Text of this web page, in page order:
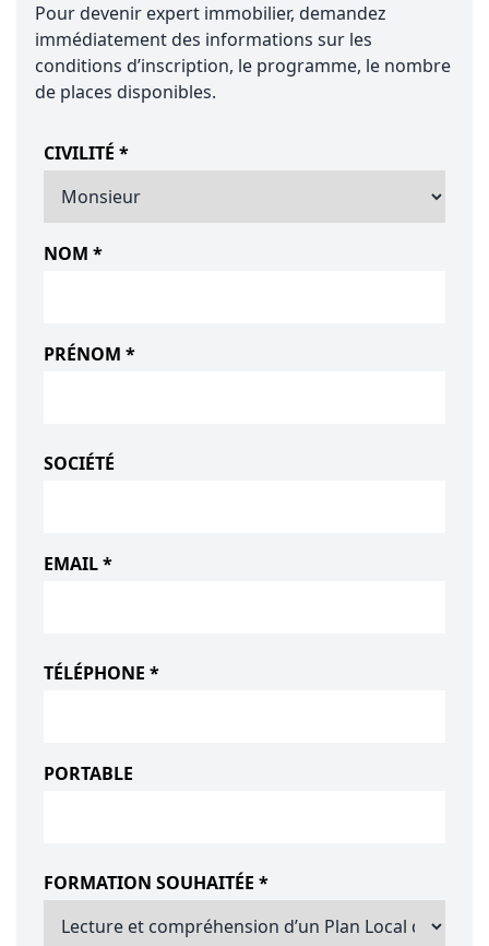
Pour devenir expert immobilier, demandez
immédiatement des informations sur les
conditions d’inscription, le programme, le nombre
de places disponibles.
CIVILITÉ *
NOM *
PRÉNOM *
SOCIÉTÉ
EMAIL *
TÉLÉPHONE *
PORTABLE
FORMATION SOUHAITÉE *